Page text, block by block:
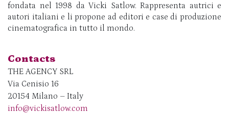
fondata nel 1998 da Vicki Satlow. Rappresenta autrici e
autori italiani e li propone ad editori e case di produzione
cinematografica in tutto il mondo.
Contacts
THE AGENCY SRL
Via Cenisio 16
20154 Milano – Italy
info@vickisatlow.com